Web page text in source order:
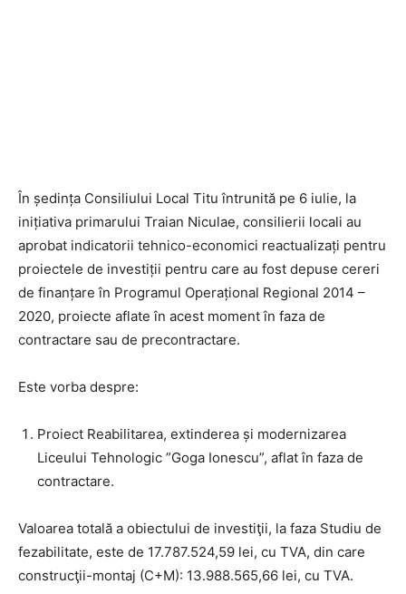
În ședința Consiliului Local Titu întrunită pe 6 iulie, la
inițiativa primarului Traian Niculae, consilierii locali au
aprobat indicatorii tehnico-economici reactualizați pentru
proiectele de investiții pentru care au fost depuse cereri
de finanțare în Programul Operațional Regional 2014 –
2020, proiecte aflate în acest moment în faza de
contractare sau de precontractare.
Este vorba despre:
Proiect Reabilitarea, extinderea și modernizarea
Liceului Tehnologic ”Goga Ionescu”, aflat în faza de
contractare.
Valoarea totală a obiectului de investiţii, la faza Studiu de
fezabilitate, este de 17.787.524,59 lei, cu TVA, din care
construcţii-montaj (C+M): 13.988.565,66 lei, cu TVA.